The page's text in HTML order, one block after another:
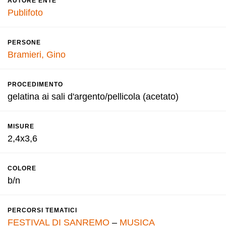
Publifoto
PERSONE
Bramieri, Gino
PROCEDIMENTO
gelatina ai sali d'argento/pellicola (acetato)
MISURE
2,4x3,6
COLORE
b/n
PERCORSI TEMATICI
FESTIVAL DI SANREMO – MUSICA